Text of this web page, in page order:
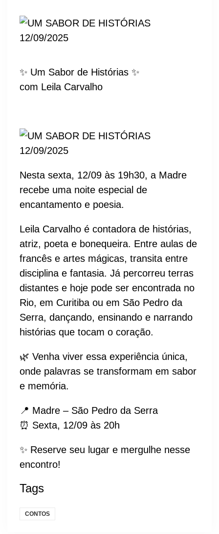
✨ Um Sabor de Histórias ✨
com Leila Carvalho
Nesta sexta, 12/09 às 19h30, a Madre
recebe uma noite especial de
encantamento e poesia.
Leila Carvalho é contadora de histórias,
atriz, poeta e bonequeira. Entre aulas de
francês e artes mágicas, transita entre
disciplina e fantasia. Já percorreu terras
distantes e hoje pode ser encontrada no
Rio, em Curitiba ou em São Pedro da
Serra, dançando, ensinando e narrando
histórias que tocam o coração.
🌿 Venha viver essa experiência única,
onde palavras se transformam em sabor
e memória.
📍 Madre – São Pedro da Serra
⏰ Sexta, 12/09 às 20h
✨ Reserve seu lugar e mergulhe nesse
encontro!
Tags
CONTOS